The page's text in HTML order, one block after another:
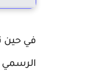
في حين تم
الرسمي